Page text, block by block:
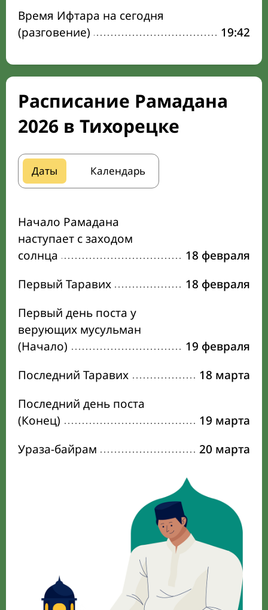
Время Ифтара на сегодня
(разговение)
19:42
Расписание Рамадана
2026 в Тихорецке
Даты Календарь
Начало Рамадана
наступает с заходом
солнца
18 февраля
Первый Таравих
18 февраля
Первый день поста у
верующих мусульман
(Начало)
19 февраля
Последний Таравих
18 марта
Последний день поста
(Конец)
19 марта
Ураза-байрам
20 марта